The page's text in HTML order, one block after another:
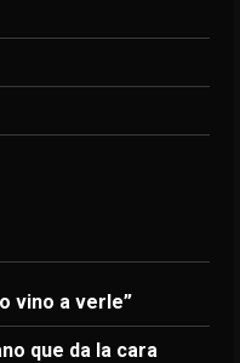
vino a verle”
que da la cara